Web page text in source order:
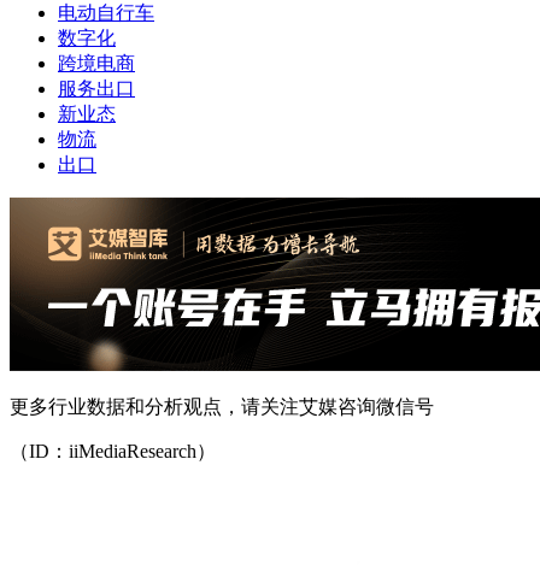
电动自行车
数字化
跨境电商
服务出口
新业态
物流
出口
更多行业数据和分析观点，请关注艾媒咨询微信号
（ID：iiMediaResearch）